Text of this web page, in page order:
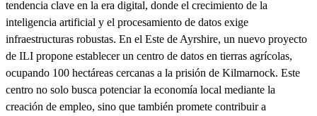
tendencia clave en la era digital, donde el crecimiento de la
inteligencia artificial y el procesamiento de datos exige
infraestructuras robustas. En el Este de Ayrshire, un nuevo proyecto
de ILI propone establecer un centro de datos en tierras agrícolas,
ocupando 100 hectáreas cercanas a la prisión de Kilmarnock. Este
centro no solo busca potenciar la economía local mediante la
creación de empleo, sino que también promete contribuir a